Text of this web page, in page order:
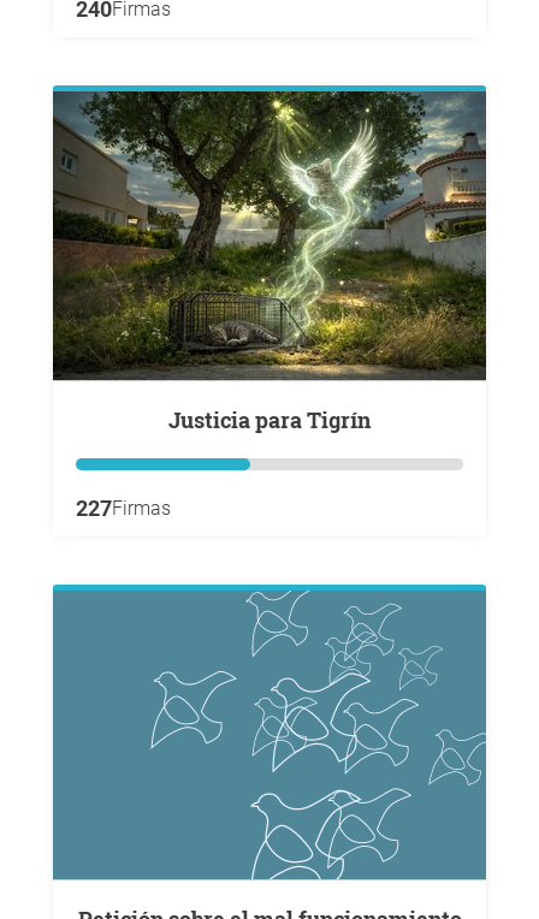
240Firmas
Justicia para Tigrín
227Firmas